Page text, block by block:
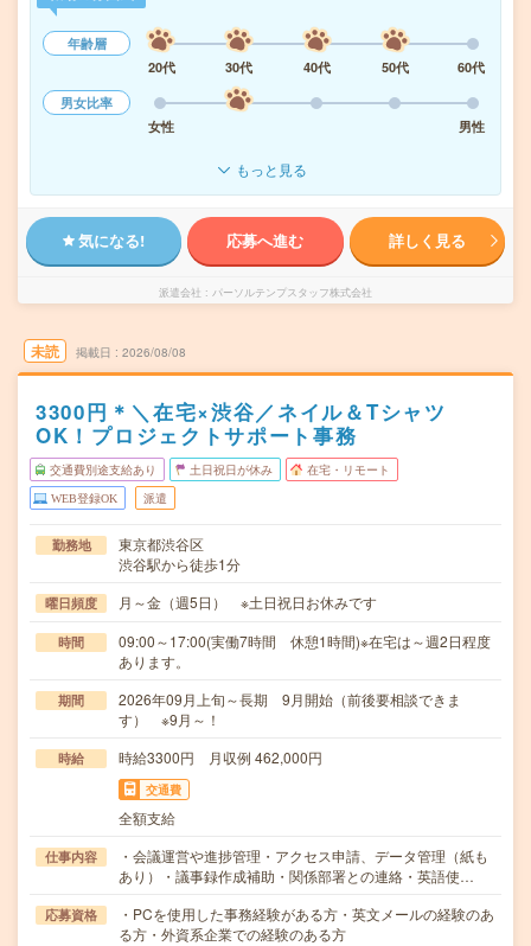
年齢層
20代
30代 40代 50代
60代
男女比率
女性
男性
もっと見る
気になる! 応募へ進む 詳しく見る
派遣会社 パーソルテンプスタッフ株式会社
未読 掲載日 2026/08/08
3300円＊＼在宅×渋谷／ネイル＆Tシャツ
OK！プロジェクトサポート事務
交通費別途支給あり 土日祝日が休み 在宅・リモート
WEB登録OK 派遣
勤務地
東京都渋谷区
渋谷駅から徒歩1分
曜日頻度 月～金（週5日） ※土日祝日お休みです
時間
09:00～17:00(実働7時間 休憩1時間)※在宅は～週2日程度
あります。
期間
2026年09月上旬～長期 9月開始（前後要相談できま
す） ※9月～！
時給 時給3300円 月収例 462,000円
交通費
全額支給
仕事内容
・会議運営や進捗管理・アクセス申請、データ管理（紙も
あり）・議事録作成補助・関係部署との連絡・英語使…
応募資格
・PCを使用した事務経験がある方・英文メールの経験のあ
る方・外資系企業での経験のある方